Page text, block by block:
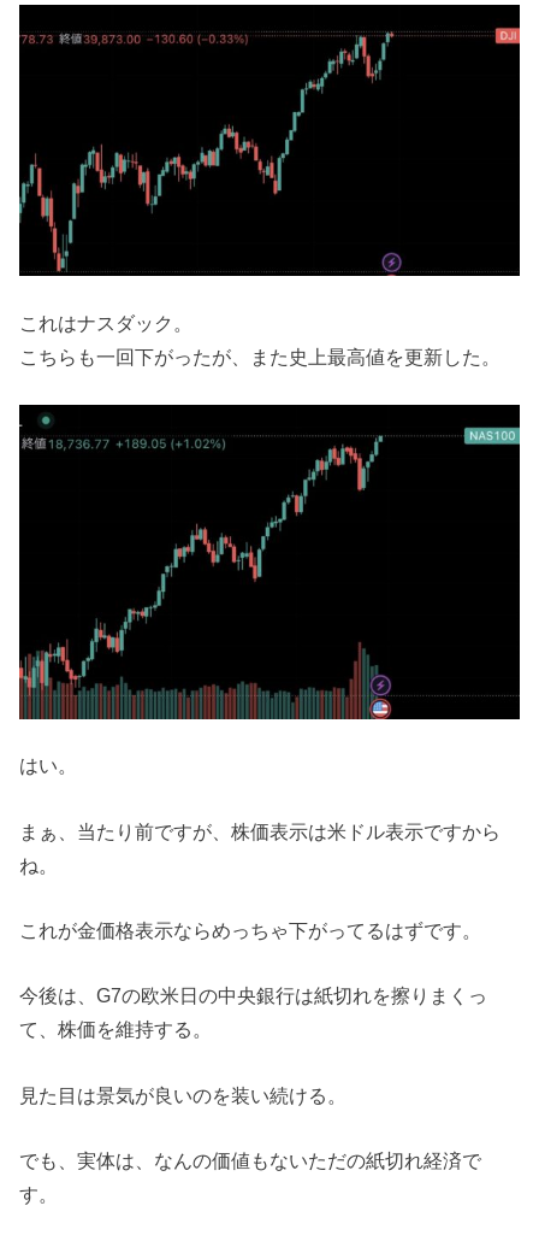
これはナスダック。
こちらも一回下がったが、また史上最高値を更新した。
はい。
まぁ、当たり前ですが、株価表示は米ドル表示ですから
ね。
これが金価格表示ならめっちゃ下がってるはずです。
今後は、G7の欧米日の中央銀行は紙切れを擦りまくっ
て、株価を維持する。
見た目は景気が良いのを装い続ける。
でも、実体は、なんの価値もないただの紙切れ経済で
す。